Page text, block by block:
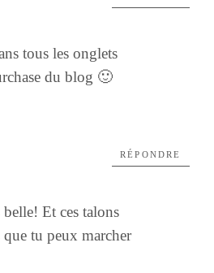
tous les onglets
du blog 🙂
belle! Et ces talons
tu peux marcher
RÉPONDRE